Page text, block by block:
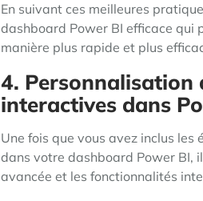
En suivant ces meilleures
dashboard Power BI efficace qui
manière plus rapide et plus
4. Personnalisation
interactives dans
Une fois que vous avez inclus
dans votre dashboard Power BI,
avancée et les fonctionnalités